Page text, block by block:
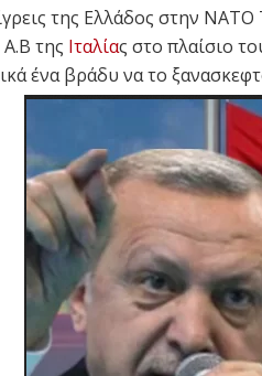
της Ελλάδος στην NATO
της Ιταλίας στο πλαίσιο
ένα βράδυ να το